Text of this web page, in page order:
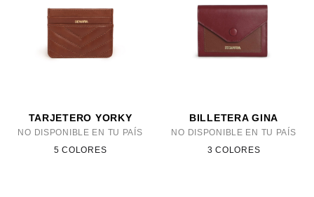
TARJETERO YORKY
NO DISPONIBLE EN TU PAÍS
5 COLORES
BILLETERA GINA
NO DISPONIBLE EN TU PAÍS
3 COLORES